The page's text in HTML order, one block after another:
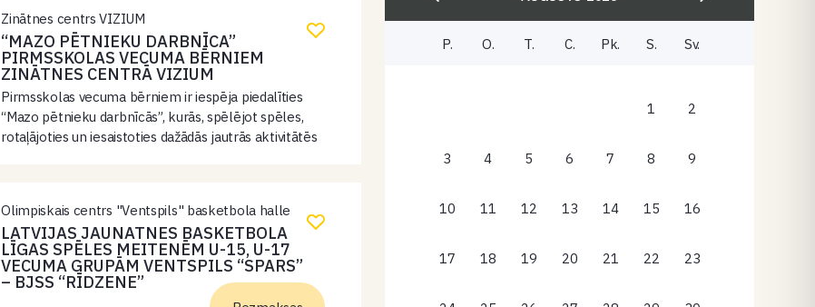
Zinātnes centrs VIZIUM
“MAZO PĒTNIEKU DARBNĪCA”
PIRMSSKOLAS VECUMA BĒRNIEM
ZINĀTNES CENTRĀ VIZIUM
Pirmsskolas vecuma bērniem ir iespēja piedalīties
“Mazo pētnieku darbnīcās”, kurās, spēlējot spēles,
rotaļājoties un iesaistoties dažādās jautrās aktivitātēs
Olimpiskais centrs "Ventspils" basketbola halle
LATVIJAS JAUNATNES BASKETBOLA
LĪGAS SPĒLES MEITENĒM U-15, U-17
VECUMA GRUPĀM VENTSPILS “SPARS”
– BJSS “RĪDZENE”
P. O. T. C. Pk. S. Sv.
1 2
3 4 5 6 7 8 9
10 11 12 13 14 15 16
17 18 19 20 21 22 23